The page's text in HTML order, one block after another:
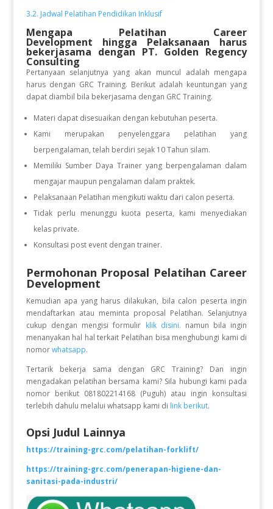
3.2. Jadwal Pelatihan Pendidikan Inklusif
Mengapa Pelatihan Career
Development hingga Pelaksanaan harus
bekerjasama dengan PT. Golden Regency
Consulting
Pertanyaan selanjutnya yang akan muncul adalah mengapa
harus dengan GRC Training. Berikut adalah keuntungan yang
dapat diambil bila bekerjasama dengan GRC Training.
Materi dapat disesuaikan dengan kebutuhan peserta.
Kami merupakan penyelenggara pelatihan yang
berpengalaman, telah berdiri sejak 10 Tahun silam.
Memiliki Sumber Daya Trainer yang berpengalaman dalam
mengajar maupun pengalaman dalam praktek.
Pelaksanaan Pelatihan mengikuti waktu dari calon peserta.
Tidak perlu menunggu kuota peserta, kami menyediakan
kelas private.
Konsultasi post event dengan trainer.
Permohonan Proposal Pelatihan Career
Development
Kemudian apa yang harus dilakukan, bila calon peserta ingin
mendaftarkan atau meminta proposal Pelatihan. Selanjutnya
cukup dengan mengisi formulir klik disini. namun bila ingin
menanyakan hal hal terkait Pelatihan bisa menghubungi kami di
nomor whatsapp.
Tertarik bekerja sama dengan GRC Training? Dan ingin
mengadakan pelatihan bersama kami? Sila hubungi kami pada
nomor berikut 081802214168 (Puguh) atau ingin konsultasi
terlebih dahulu melalui whatsapp kami di link berikut.
Opsi Judul Lainnya
https://training-grc.com/pelatihan-forklift/
https://training-grc.com/penerapan-higiene-dan-
sanitasi-pada-industri/